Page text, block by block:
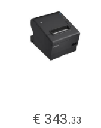
€ 343.33